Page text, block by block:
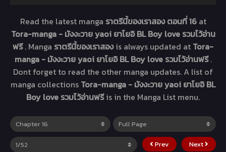
Read the latest manga ราตรีนี้ของเราสอง ตอนที่ 16 at
Tora-manga - มังงะวาย yaoi ยาโยอิ BL Boy love รวมไว้อ่าน
ฟรี. Manga ราตรีนี้ของเราสองis always updated at Tora-
manga - มังงะวาย yaoi ยาโยอิ BL Boy love รวมไว้อ่านฟรี.
Dont forget to read the other manga updates. A list of
manga collections Tora-manga - มังงะวาย yaoi ยาโยอิ BL
Boy love รวมไว้อ่านฟรีis in the Manga List menu.
Prev Next